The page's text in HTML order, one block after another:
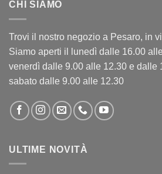
CHI SIAMO
Trovi il nostro negozio a Pesaro, in
Siamo aperti il lunedì dalle 16.00
venerdì dalle 9.00 alle 12.30 e dalle
sabato dalle 9.00 alle 12.30
ULTIME NOVITÀ